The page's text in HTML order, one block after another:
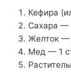
Кефира
Сахара —
Желток —
Мед — 1